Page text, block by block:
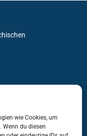
wie Cookies, um
du diesen